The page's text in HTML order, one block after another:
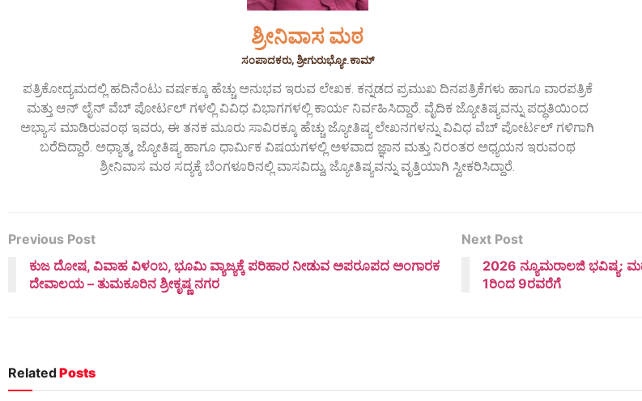
ಶ್ರೀನಿವಾಸ ಮಠ
ಸಂಪಾದಕರು, ಶ್ರೀಗುರುಭ್ಯೋ.ಕಾಮ್
ಪತ್ರಿಕೋದ್ಯಮದಲ್ಲಿ ಹದಿನೆಂಟು ವರ್ಷಕ್ಕೂ ಹೆಚ್ಚು ಅನುಭವ ಇರುವ ಲೇಖಕ. ಕನ್ನಡದ ಪ್ರಮುಖ ದಿನಪತ್ರಿಕೆಗಳು ಹಾಗೂ ವಾರಪತ್ರಿಕೆ
ಮತ್ತು ಆನ್ ಲೈನ್ ವೆಬ್ ಪೋರ್ಟಲ್ ಗಳಲ್ಲಿ ವಿವಿಧ ವಿಭಾಗಗಳಲ್ಲಿ ಕಾರ್ಯ ನಿರ್ವಹಿಸಿದ್ದಾರೆ. ವೈದಿಕ ಜ್ಯೋತಿಷ್ಯವನ್ನು ಪದ್ಧತಿಯಿಂದ
ಅಭ್ಯಾಸ ಮಾಡಿರುವಂಥ ಇವರು, ಈ ತನಕ ಮೂರು ಸಾವಿರಕ್ಕೂ ಹೆಚ್ಚು ಜ್ಯೋತಿಷ್ಯ ಲೇಖನಗಳನ್ನು ವಿವಿಧ ವೆಬ್ ಪೋರ್ಟಲ್ ಗಳಿಗಾಗಿ
ಬರೆದಿದ್ದಾರೆ. ಅಧ್ಯಾತ್ಮ, ಜ್ಯೋತಿಷ್ಯ ಹಾಗೂ ಧಾರ್ಮಿಕ ವಿಷಯಗಳಲ್ಲಿ ಅಳವಾದ ಜ್ಞಾನ ಮತ್ತು ನಿರಂತರ ಅಧ್ಯಯನ ಇರುವಂಥ
ಶ್ರೀನಿವಾಸ ಮಠ ಸದ್ಯಕ್ಕೆ ಬೆಂಗಳೂರಿನಲ್ಲಿ ವಾಸವಿದ್ದು, ಜ್ಯೋತಿಷ್ಯವನ್ನು ವೃತ್ತಿಯಾಗಿ ಸ್ವೀಕರಿಸಿದ್ದಾರೆ.
Previous Post
ಕುಜ ದೋಷ, ವಿವಾಹ ವಿಳಂಬ, ಭೂಮಿ ವ್ಯಾಜ್ಯಕ್ಕೆ ಪರಿಹಾರ ನೀಡುವ ಅಪರೂಪದ ಅಂಗಾರಕ
ದೇವಾಲಯ – ತುಮಕೂರಿನ ಶ್ರೀಕೃಷ್ಣ ನಗರ
Next Post
2026 ನ್ಯೂಮರಾಲಜಿ ಭವಿಷ್ಯ:
1ರಿಂದ 9ರವರೆಗೆ
RelatedPosts